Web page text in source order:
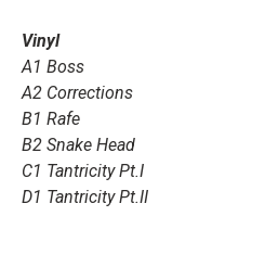
Vinyl
A1 Boss
A2 Corrections
B1 Rafe
B2 Snake Head
C1 Tantricity Pt.I
D1 Tantricity Pt.II